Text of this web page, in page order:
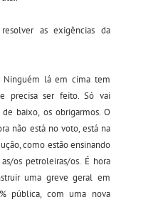
as exigências da
lá em cima tem
precisa ser feito. Só vai
baixo, os obrigarmos. O
não está no voto, está na
como estão ensinando
os petroleiras/os. É hora
uma greve geral em
pública, com uma nova